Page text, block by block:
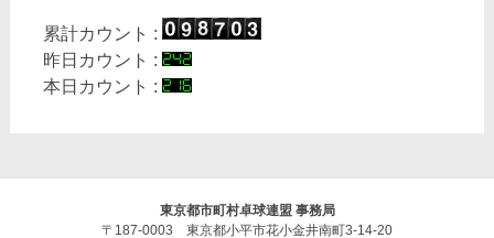
累計カウント :
昨日カウント :
本日カウント :
東京都市町村卓球連盟 事務局
〒187-0003 東京都小平市花小金井南町3-14-20